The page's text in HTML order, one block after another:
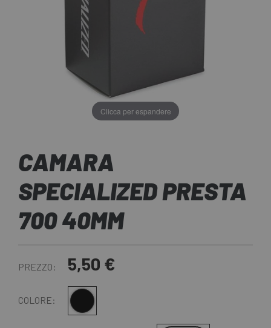
Clicca per espandere
CAMARA
SPECIALIZED PRESTA
700 40MM
PREZZO: 5,50 €
COLORE: Multiplo